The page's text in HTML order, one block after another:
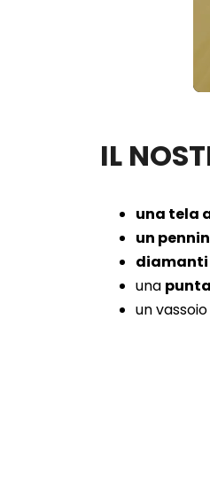
IL
una tela
un
diamanti
una
un